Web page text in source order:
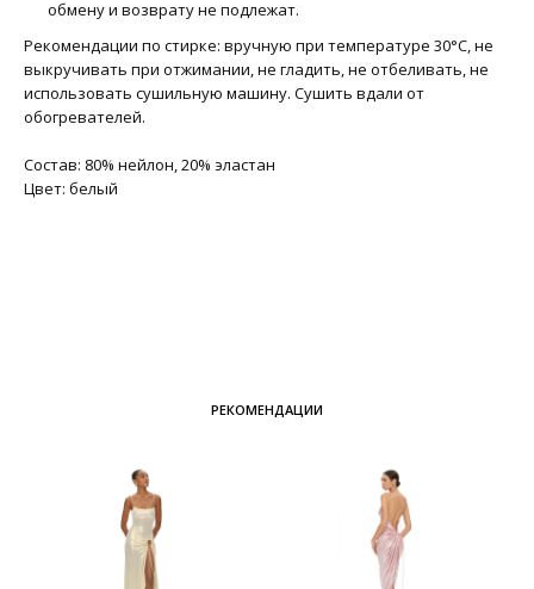
обмену и возврату не подлежат.
Рекомендации по стирке: вручную при температуре 30°C, не
выкручивать при отжимании, не гладить, не отбеливать, не
использовать сушильную машину. Сушить вдали от
обогревателей.
Состав: 80% нейлон, 20% эластан
Цвет: белый
РЕКОМЕНДАЦИИ